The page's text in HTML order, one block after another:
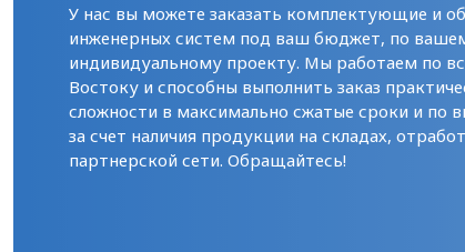
У нас вы можете заказать комплектующие и
инженерных систем под ваш бюджет, по
индивидуальному проекту. Мы работаем по
Востоку и способны выполнить заказ
сложности в максимально сжатые сроки и по
за счет наличия продукции на складах,
партнерской сети. Обращайтесь!